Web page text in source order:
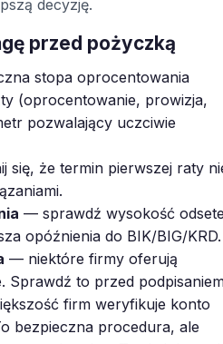
decyzję.
przed pożyczką
stopa oprocentowania
(oprocentowanie, prowizja,
pozwalający uczciwie
się, że termin pierwszej raty
— sprawdź wysokość
opóźnienia do BIK/BIG/KRD.
— niektóre firmy oferują
Sprawdź to przed
firm weryfikuje konto
bezpieczna procedura, ale